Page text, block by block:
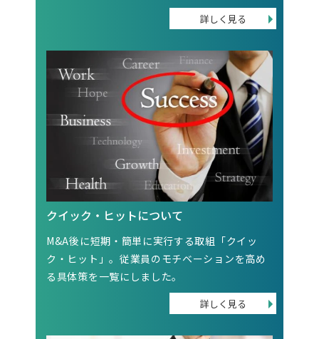
クイック・ヒットについて
M&A後に短期・簡単に実行する取組「クイッ
ク・ヒット」。従業員のモチベーションを高め
る具体策を一覧にしました。